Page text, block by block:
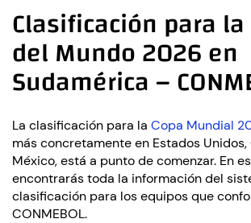
Clasificación para la
del Mundo 2026 en
Sudamérica –
La clasificación para la Copa Mundial
más concretamente en Estados
México, está a punto de comenzar. En
encontrarás toda la información del
clasificación para los equipos que
CONMEBOL.